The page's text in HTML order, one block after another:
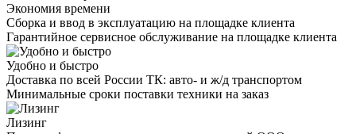
Экономия времени
Сборка и ввод в эксплуатацию на площадке клиента
Гарантийное сервисное обслуживание на площадке клиента
Удобно и быстро
Доставка по всей России ТК: авто- и ж/д транспортом
Минимальные сроки поставки техники на заказ
Лизинг